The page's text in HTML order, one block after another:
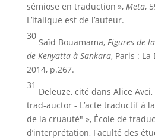
sémiose en traduction », Meta,
L’italique est de l’auteur.
30
Saïd Bouamama, Figures de
de Kenyatta à Sankara, Paris : La
2014, p.267.
31
Deleuze, cité dans Alice
trad-auctor - L’acte traductif à
de la cruauté" », École de
d’interprétation, Faculté des